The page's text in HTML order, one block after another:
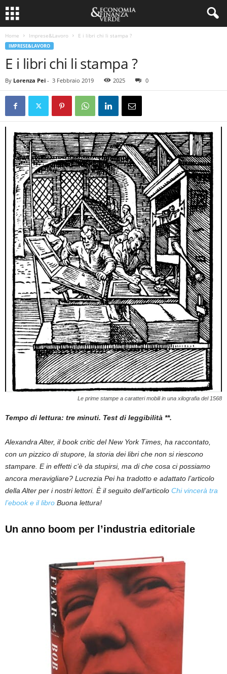
Home Imprese&Lavoro E i libri chi li stampa ?
IMPRESE&LAVORO
E i libri chi li stampa ?
By Lorenza Pei - 3 Febbraio 2019 2025 0
Le prime stampe a caratteri mobili in una xilografia del 1568
Tempo di lettura: tre minuti. Test di leggibilità **.
Alexandra Alter, il book critic del New York Times, ha raccontato,
con un pizzico di stupore, la storia dei libri che non si riescono
stampare. E in effetti c’è da stupirsi, ma di che cosa ci possiamo
ancora meravigliare? Lucrezia Pei ha tradotto e adattato l’articolo
della Alter per i nostri lettori. È il seguito dell’articolo Chi vincerà tra
l’ebook e il libro Buona lettura!
Un anno boom per l’industria editoriale